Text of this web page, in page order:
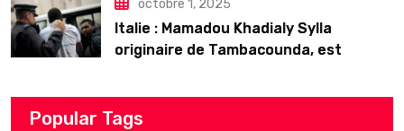
octobre 1, 2025
Italie : Mamadou Khadialy Sylla
originaire de Tambacounda, est
arrestation
Popular Tags